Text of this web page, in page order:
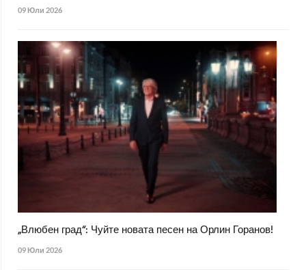
09 Юли 2026
„Влюбен град“: Чуйте новата песен на Орлин Горанов!
09 Юли 2026